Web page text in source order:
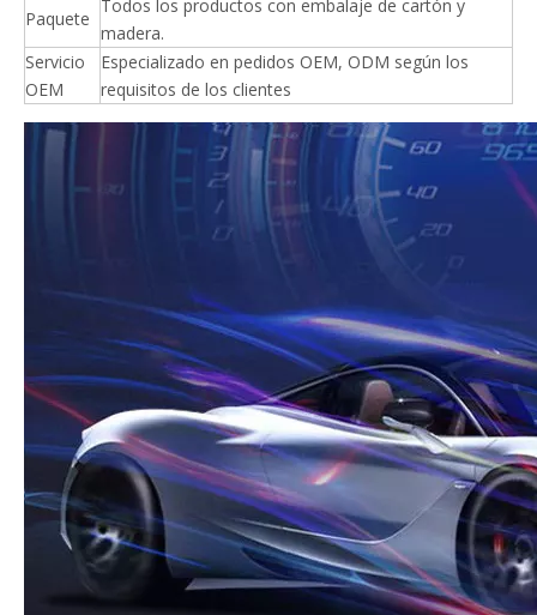
Paquete
Todos los productos con embalaje de cartón y
madera.
Servicio
OEM
Especializado en pedidos OEM, ODM según los
requisitos de los clientes